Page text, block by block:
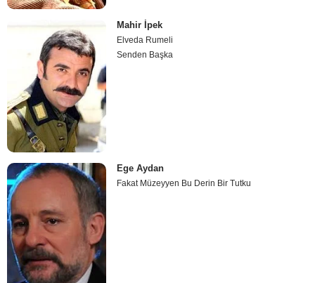
Mahir İpek
Elveda Rumeli
Senden Başka
Ege Aydan
Fakat Müzeyyen Bu Derin Bir Tutku